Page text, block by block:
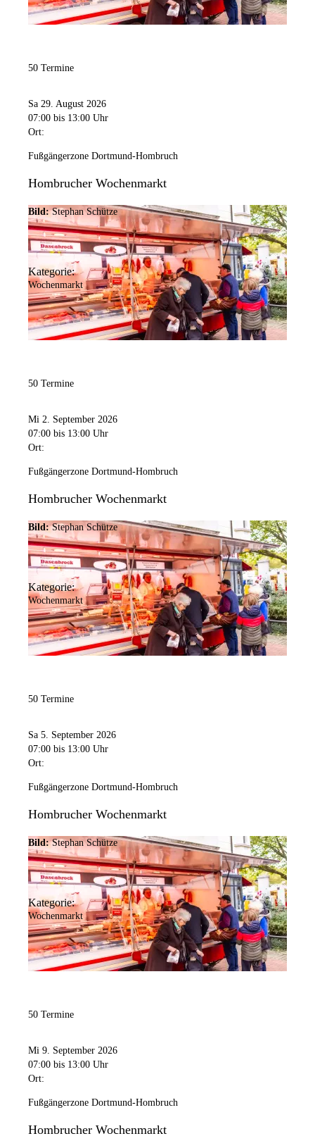
50 Termine
Sa 29. August 2026
07:00 bis 13:00 Uhr
Ort:
Fußgängerzone Dortmund-Hombruch
Hombrucher Wochenmarkt
Bild: Stephan Schütze
Kategorie:
Wochenmarkt
50 Termine
Mi 2. September 2026
07:00 bis 13:00 Uhr
Ort:
Fußgängerzone Dortmund-Hombruch
Hombrucher Wochenmarkt
Bild: Stephan Schütze
Kategorie:
Wochenmarkt
50 Termine
Sa 5. September 2026
07:00 bis 13:00 Uhr
Ort:
Fußgängerzone Dortmund-Hombruch
Hombrucher Wochenmarkt
Bild: Stephan Schütze
Kategorie:
Wochenmarkt
50 Termine
Mi 9. September 2026
07:00 bis 13:00 Uhr
Ort:
Fußgängerzone Dortmund-Hombruch
Hombrucher Wochenmarkt